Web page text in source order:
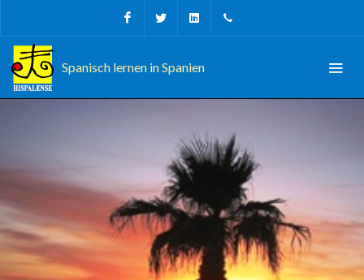
FacebookTwitter Linkedin
Spanisch lernen in Spanien